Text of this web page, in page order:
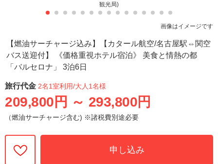
観光局)
画像はイメージです
【燃油サーチャージ込み】【カタール航空/名古屋駅⇔関空
バス送迎付】 《価格重視ホテル宿泊》 美食と情熱の都
「バルセロナ」 3泊6日
旅行代金 2名1室利用/大人1名様
209,800円 ～ 293,800円
（燃油サーチャージ含む) ※諸税費別途必要
申し込み